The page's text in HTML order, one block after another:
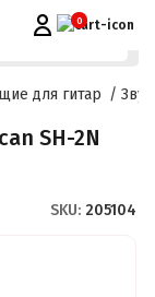
РОЗСТРОЧКА
0
для гитар
SH-2N
SKU: 205104